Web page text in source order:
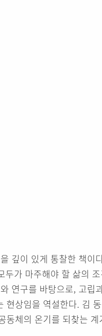
깊이 있게 통찰한 책이
두가 마주해야 할 삶의
연구를 바탕으로, 고립
상임을 역설한다. 김
동체의 온기를 되찾는 계